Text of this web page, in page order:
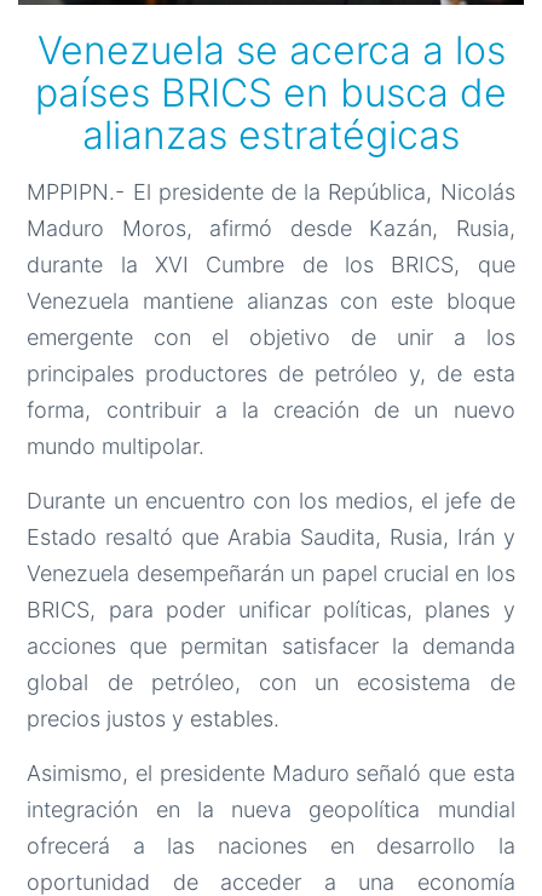
Venezuela se acerca a los
países BRICS en busca de
alianzas estratégicas
MPPIPN.- El presidente de la República, Nicolás
Maduro Moros, afirmó desde Kazán, Rusia,
durante la XVI Cumbre de los BRICS, que
Venezuela mantiene alianzas con este bloque
emergente con el objetivo de unir a los
principales productores de petróleo y, de esta
forma, contribuir a la creación de un nuevo
mundo multipolar.
Durante un encuentro con los medios, el jefe de
Estado resaltó que Arabia Saudita, Rusia, Irán y
Venezuela desempeñarán un papel crucial en los
BRICS, para poder unificar políticas, planes y
acciones que permitan satisfacer la demanda
global de petróleo, con un ecosistema de
precios justos y estables.
Asimismo, el presidente Maduro señaló que esta
integración en la nueva geopolítica mundial
ofrecerá a las naciones en desarrollo la
oportunidad de acceder a una economía